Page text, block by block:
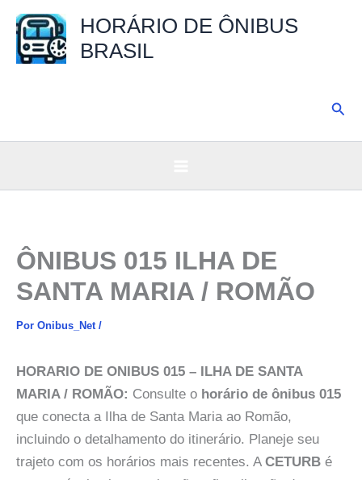
para
HORÁRIO DE ÔNIBUS
BRASIL
ÔNIBUS 015 ILHA DE
SANTA MARIA / ROMÃO
Por Onibus_Net /
HORARIO DE ONIBUS 015 – ILHA DE SANTA
MARIA / ROMÃO: Consulte o horário de ônibus 015
que conecta a Ilha de Santa Maria ao Romão,
incluindo o detalhamento do itinerário. Planeje seu
trajeto com os horários mais recentes. A CETURB é